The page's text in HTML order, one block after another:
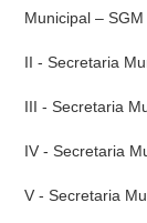
Municipal –
II - Secretaria
III - Secretaria
IV - Secretaria
V - Secretaria